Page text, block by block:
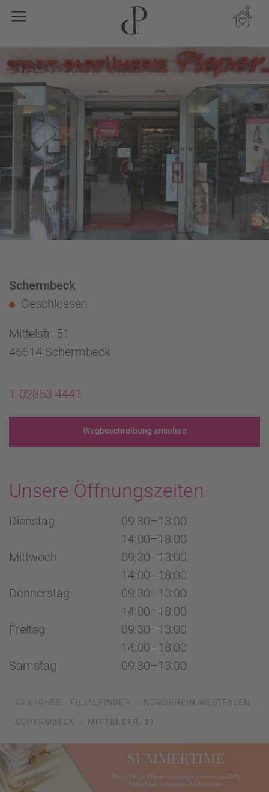
Schermbeck
Geschlossen
Mittelstr. 51
46514 Schermbeck
T 02853 4441
Wegbeschreibung ansehen
Unsere Öffnungszeiten
Dienstag
09:30–13:00
14:00–18:00
Mittwoch
09:30–13:00
14:00–18:00
Donnerstag
09:30–13:00
14:00–18:00
Freitag
09:30–13:00
14:00–18:00
Samstag
09:30–13:00
SIE SIND HIER: FILIALFINDER
NORDRHEIN-WESTFALEN
SCHERMBECK
MITTELSTR. 51